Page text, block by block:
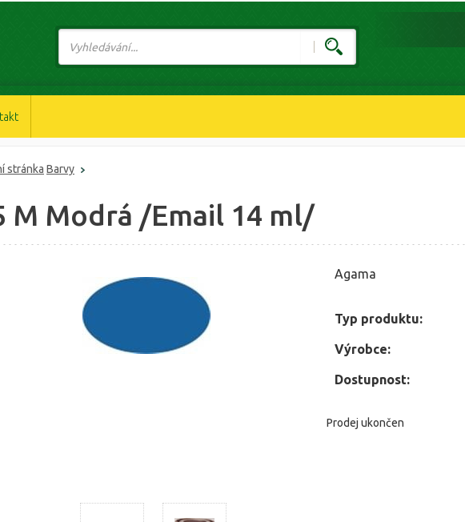
stránka Barvy
M Modrá /Email 14 ml/
Agama
Typ produktu:
Výrobce:
Dostupnost:
Prodej ukončen